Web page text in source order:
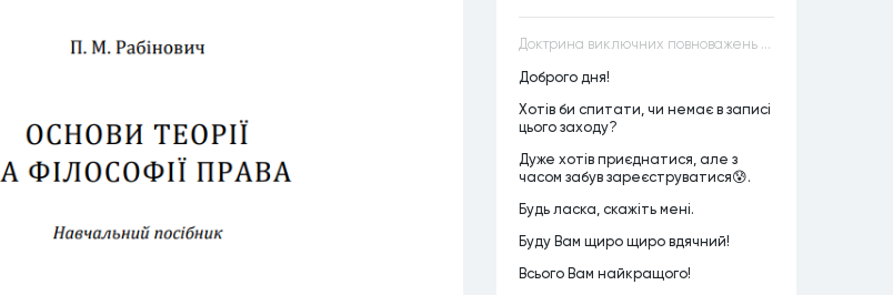
Доктрина виключних повноважень VS Доктрина прихованих повноважень
Доброго дня!
Хотів би спитати, чи немає в записі
цього заходу?
Дуже хотів приєднатися, але з
часом забув зареєструватися😰.
Будь ласка, скажіть мені.
Буду Вам щиро щиро вдячний!
Всього Вам найкращого!